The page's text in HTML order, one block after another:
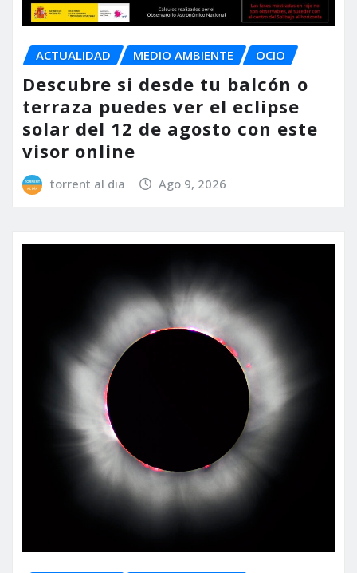
ACTUALIDAD MEDIO AMBIENTE OCIO
Descubre si desde tu balcón o
terraza puedes ver el eclipse
solar del 12 de agosto con este
visor online
torrent al dia Ago 9, 2026